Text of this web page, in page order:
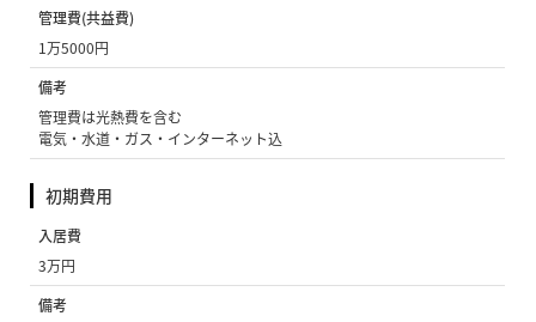
管理費(共益費)
1万5000円
備考
管理費は光熱費を含む
電気・水道・ガス・インターネット込
初期費用
入居費
3万円
備考